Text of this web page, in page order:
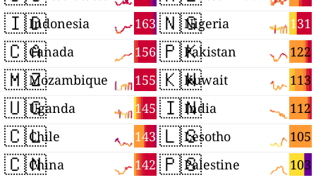
🇮🇩 163
Indonesia
🇨🇦 156
Canada
🇲🇿 155
Mozambique
🇺🇬 145
Uganda
🇨🇱 143
Chile
🇨🇳 142
China
🇳🇬 131
Nigeria
🇵🇰 122
Pakistan
🇰🇼 113
Kuwait
🇮🇳 112
India
🇱🇸 105
Lesotho
🇵🇸 103
Palestine